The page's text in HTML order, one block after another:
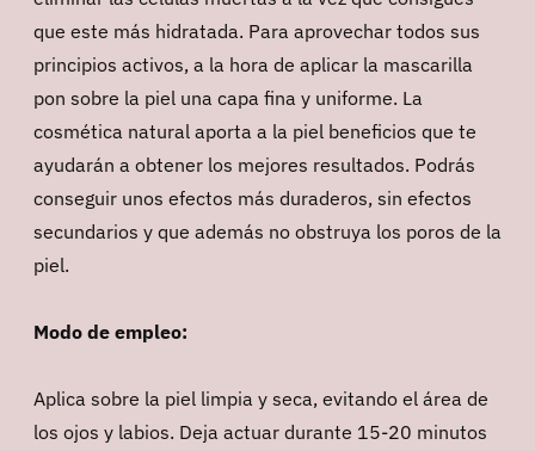
que este más hidratada. Para aprovechar todos sus
principios activos, a la hora de aplicar la mascarilla
pon sobre la piel una capa fina y uniforme. La
cosmética natural aporta a la piel beneficios que te
ayudarán a obtener los mejores resultados. Podrás
conseguir unos efectos más duraderos, sin efectos
secundarios y que además no obstruya los poros de la
piel.
Modo de empleo:
Aplica sobre la piel limpia y seca, evitando el área de
los ojos y labios. Deja actuar durante 15-20 minutos